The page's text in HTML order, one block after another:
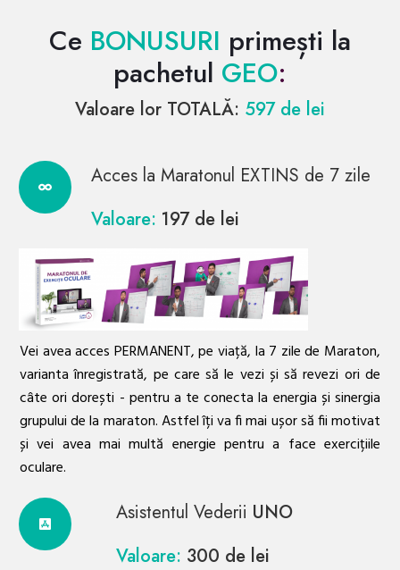
Ce BONUSURI primești la
pachetul GEO:
Valoare lor TOTALĂ: 597 de lei
Acces la Maratonul EXTINS de 7 zile
Valoare: 197 de lei
Vei avea acces PERMANENT, pe viață, la 7 zile de Maraton,
varianta înregistrată, pe care să le vezi și să revezi ori de
câte ori dorești - pentru a te conecta la energia și sinergia
grupului de la maraton. Astfel îți va fi mai ușor să fii motivat
și vei avea mai multă energie pentru a face exercițiile
oculare.
Asistentul Vederii UNO
Valoare: 300 de lei